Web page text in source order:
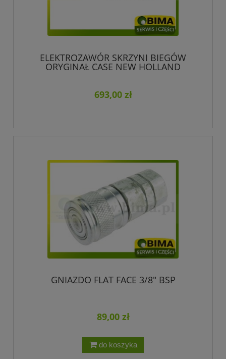
ELEKTROZAWÓR SKRZYNI BIEGÓW
ORYGINAŁ CASE NEW HOLLAND
693,00 zł
GNIAZDO FLAT FACE 3/8" BSP
89,00 zł
do koszyka